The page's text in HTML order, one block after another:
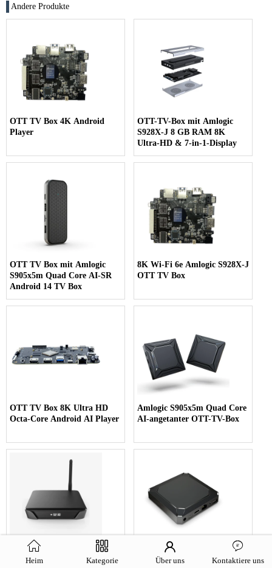
Andere Produkte
OTT TV Box 4K Android
Player
OTT-TV-Box mit Amlogic
S928X-J 8 GB RAM 8K
Ultra-HD & 7-in-1-Display
OTT TV Box mit Amlogic
S905x5m Quad Core AI-SR
Android 14 TV Box
8K Wi-Fi 6e Amlogic S928X-J
OTT TV Box
OTT TV Box 8K Ultra HD
Octa-Core Android AI Player
Amlogic S905x5m Quad Core
AI-angetanter OTT-TV-Box
OTT TV Box 4K Ultra HD
WiFi 6 AI SR TV Box
Rockchip Quad Core OTT TV
Box 8K Ultra HD TV Box
Heim Kategorie Über uns Kontaktiere uns